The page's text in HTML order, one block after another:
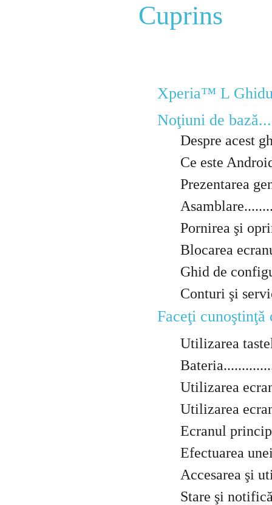
Cuprins
Xperia™ L
Noţiuni de
Despre acest
Ce este
Prezentarea
Pornirea şi
Blocarea
Ghid de
Conturi şi
Faceţi
Utilizarea
Utilizarea
Utilizarea
Ecranul
Efectuarea
Accesarea şi
Stare şi